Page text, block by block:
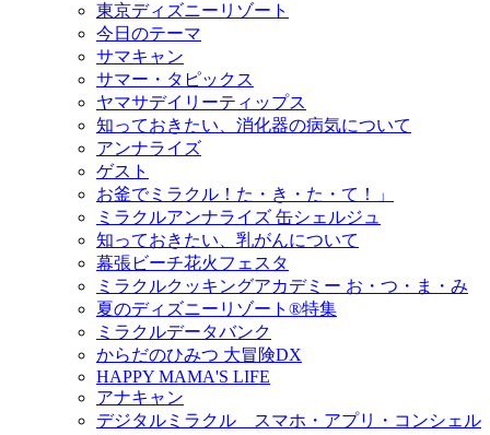
東京ディズニーリゾート
今日のテーマ
サマキャン
サマー・タピックス
ヤマサデイリーティップス
知っておきたい、消化器の病気について
アンナライズ
ゲスト
お釜でミラクル！た・き・た・て！」
ミラクルアンナライズ 缶シェルジュ
知っておきたい、乳がんについて
幕張ビーチ花火フェスタ
ミラクルクッキングアカデミー お・つ・ま・み
夏のディズニーリゾート®特集
ミラクルデータバンク
からだのひみつ 大冒険DX
HAPPY MAMA'S LIFE
アナキャン
デジタルミラクル スマホ・アプリ・コンシェル